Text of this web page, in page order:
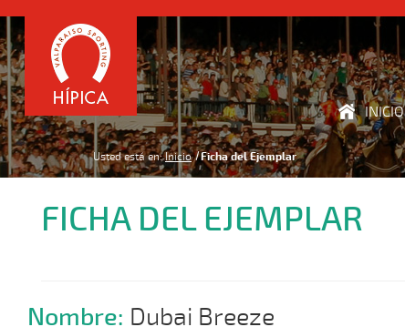
INICIO
Usted está en: Inicio Ficha del Ejemplar
FICHA DEL EJEMPLAR
Nombre: Dubai Breeze